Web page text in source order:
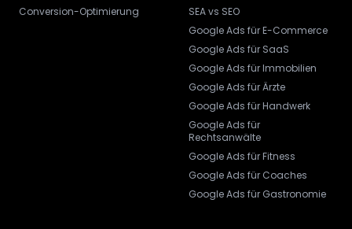
Conversion-Optimierung
SEA vs SEO
Google Ads für E-Commerce
Google Ads für SaaS
Google Ads für Immobilien
Google Ads für Ärzte
Google Ads für Handwerk
Google Ads für
Rechtsanwälte
Google Ads für Fitness
Google Ads für Coaches
Google Ads für Gastronomie